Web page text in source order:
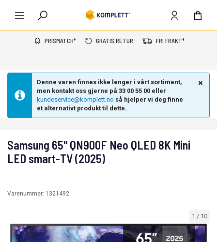
PRISMATCH* GRATIS RETUR FRI FRAKT*
Denne varen finnes ikke lenger i vårt sortiment,
men kontakt oss gjerne på 33 00 55 00 eller
kundeservice@komplett.no så hjelper vi deg finne
et alternativt produkt til dette.
1 / 10
Samsung 65" QN900F Neo QLED 8K Mini
LED smart-TV (2025)
Varenummer: 1321492